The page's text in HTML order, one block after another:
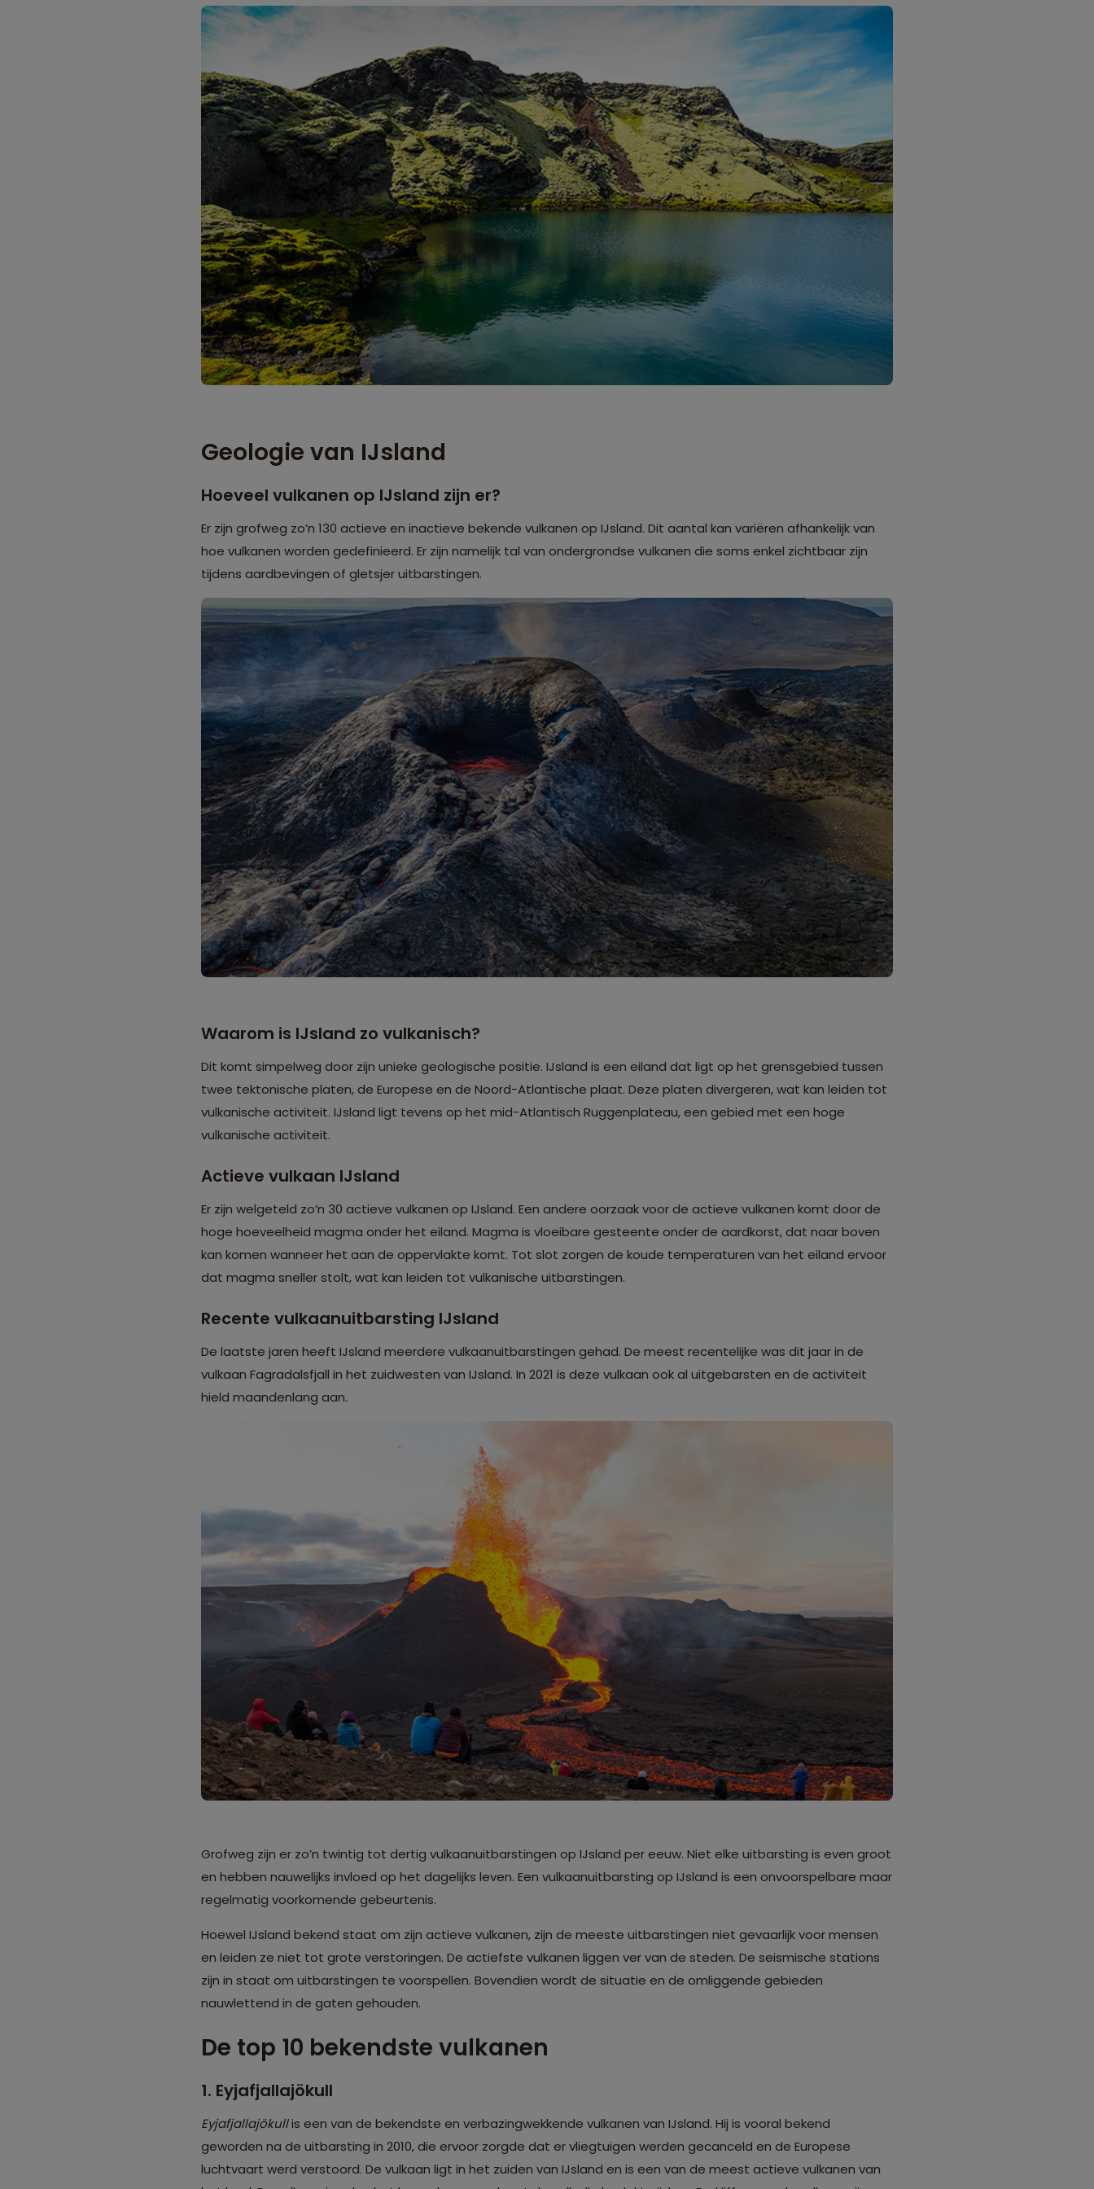
Geologie van IJsland
Hoeveel vulkanen op IJsland zijn er?
Er zijn grofweg zo’n 130 actieve en inactieve bekende vulkanen op IJsland. Dit aantal kan variëren afhankelijk van
hoe vulkanen worden gedefinieerd. Er zijn namelijk tal van ondergrondse vulkanen die soms enkel zichtbaar zijn
tijdens aardbevingen of gletsjer uitbarstingen.
Waarom is IJsland zo vulkanisch?
Dit komt simpelweg door zijn unieke geologische positie. IJsland is een eiland dat ligt op het grensgebied tussen
twee tektonische platen, de Europese en de Noord-Atlantische plaat. Deze platen divergeren, wat kan leiden tot
vulkanische activiteit. IJsland ligt tevens op het mid-Atlantisch Ruggenplateau, een gebied met een hoge
vulkanische activiteit.
Actieve vulkaan IJsland
Er zijn welgeteld zo’n 30 actieve vulkanen op IJsland. Een andere oorzaak voor de actieve vulkanen komt door de
hoge hoeveelheid magma onder het eiland. Magma is vloeibare gesteente onder de aardkorst, dat naar boven
kan komen wanneer het aan de oppervlakte komt. Tot slot zorgen de koude temperaturen van het eiland ervoor
dat magma sneller stolt, wat kan leiden tot vulkanische uitbarstingen.
Recente vulkaanuitbarsting IJsland
De laatste jaren heeft IJsland meerdere vulkaanuitbarstingen gehad. De meest recentelijke was dit jaar in de
vulkaan Fagradalsfjall in het zuidwesten van IJsland. In 2021 is deze vulkaan ook al uitgebarsten en de activiteit
hield maandenlang aan.
Grofweg zijn er zo’n twintig tot dertig vulkaanuitbarstingen op IJsland per eeuw. Niet elke uitbarsting is even groot
en hebben nauwelijks invloed op het dagelijks leven. Een vulkaanuitbarsting op IJsland is een onvoorspelbare maar
regelmatig voorkomende gebeurtenis.
Hoewel IJsland bekend staat om zijn actieve vulkanen, zijn de meeste uitbarstingen niet gevaarlijk voor mensen
en leiden ze niet tot grote verstoringen. De actiefste vulkanen liggen ver van de steden. De seismische stations
zijn in staat om uitbarstingen te voorspellen. Bovendien wordt de situatie en de omliggende gebieden
nauwlettend in de gaten gehouden.
De top 10 bekendste vulkanen
1. Eyjafjallajökull
Eyjafjallajökullis een van de bekendste en verbazingwekkende vulkanen van IJsland. Hij is vooral bekend
geworden na de uitbarsting in 2010, die ervoor zorgde dat er vliegtuigen werden gecanceld en de Europese
luchtvaart werd verstoord. De vulkaan ligt in het zuiden van IJsland en is een van de meest actieve vulkanen van